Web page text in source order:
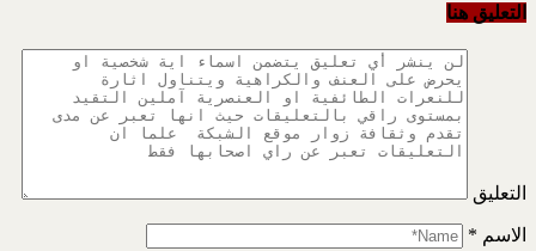
التعليق هنا
التعليق
الاسم *